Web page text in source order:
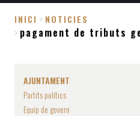
Fil
INICI NOTICIES
pagament de tributs
AJUNTAMENT
Partits polítics
Equip de govern